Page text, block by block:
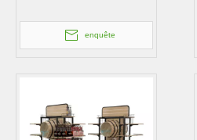
enquête